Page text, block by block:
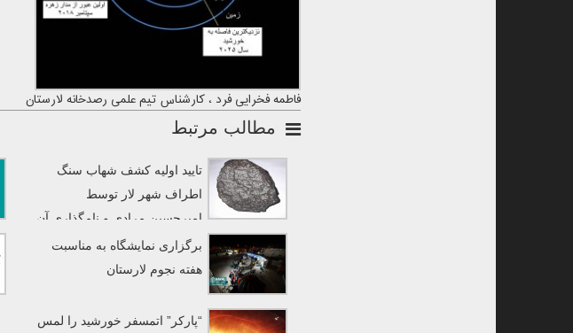
فاطمه فخرایی فرد ، کارشناس تیم علمی رصدخانه لارستان
مطالب مرتبط
تایید اولیه کشف شهاب سنگ
اطراف شهر لار توسط
امیرحسین مرادی و نامگذاری آن
به «رصدخانه لارستان »برگزاری نمایشگاه به مناسبت
هفته نجوم لارستان
“پارکر” اتمسفر خورشید را لمس